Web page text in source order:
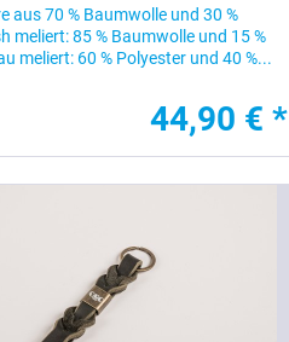
aus 70 % Baumwolle und 30 %
meliert: 85 % Baumwolle und 15 %
meliert: 60 % Polyester und 40 %...
44,90 € *